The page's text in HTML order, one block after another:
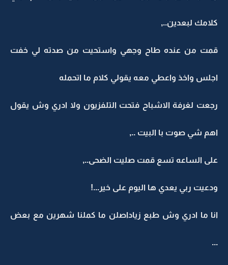
كلامك لبعدين..,
قمت من عنده طاح وجهي واستحيت من صدته لي خفت
اجلس واخذ واعطي معه يقولي كلام ما اتحمله
رجعت لغرفة الاشباح فتحت التلفزيون ولا ادري وش يقول
اهم شي صوت با البيت ..,
على الساعه تسع قمت صليت الضحى..,
ودعيت ربي يعدي ها اليوم على خير...!
انا ما ادري وش طبع زياداصلن ما كملنا شهرين مع بعض
...